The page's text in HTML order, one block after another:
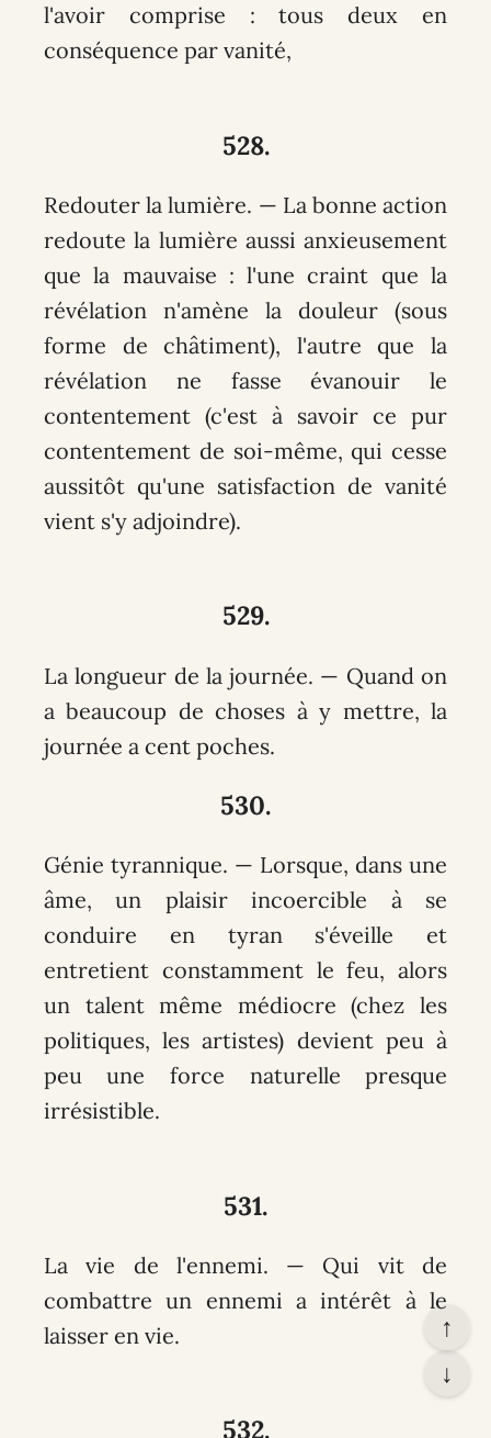
l'avoir comprise : tous deux en
conséquence par vanité,
528.
Redouter la lumière. — La bonne action
redoute la lumière aussi anxieusement
que la mauvaise : l'une craint que la
révélation n'amène la douleur (sous
forme de châtiment), l'autre que la
révélation ne fasse évanouir le
contentement (c'est à savoir ce pur
contentement de soi-même, qui cesse
aussitôt qu'une satisfaction de vanité
vient s'y adjoindre).
529.
La longueur de la journée. — Quand on
a beaucoup de choses à y mettre, la
journée a cent poches.
530.
Génie tyrannique. — Lorsque, dans une
âme, un plaisir incoercible à se
conduire en tyran s'éveille et
entretient constamment le feu, alors
un talent même médiocre (chez les
politiques, les artistes) devient peu à
peu une force naturelle presque
irrésistible.
531.
La vie de l'ennemi. — Qui vit de
combattre un ennemi a intérêt à le
laisser en vie.
532.
↑
↓